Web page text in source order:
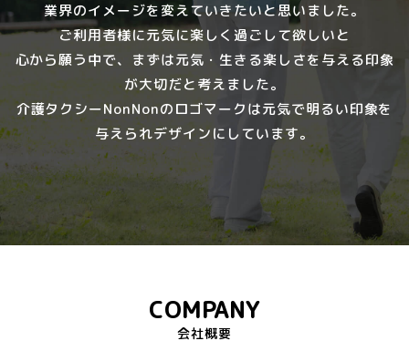
業界のイメージを変えていきたいと思いました。
ご利用者様に元気に楽しく過ごして欲しいと
心から願う中で、 まずは元気・生きる楽しさを与える印象
が大切だと考えました。
介護タクシーNonNonのロゴマークは元気で明るい印象を
与えられデザインにしています。
COMPANY